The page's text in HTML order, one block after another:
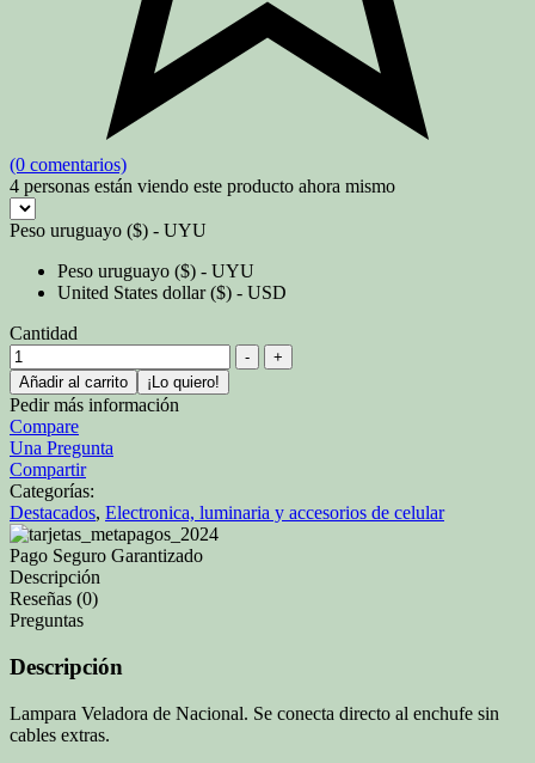
(0 comentarios)
4 personas están viendo este producto ahora mismo
Peso uruguayo ($) - UYU
Peso uruguayo ($) - UYU
United States dollar ($) - USD
Cantidad
-
+
Añadir al carrito
¡Lo quiero!
Pedir más información
Compare
Una Pregunta
Compartir
Categorías:
Destacados, Electronica, luminaria y accesorios de celular
Pago Seguro Garantizado
Descripción
Reseñas (0)
Preguntas
Descripción
Lampara Veladora de Nacional. Se conecta directo al enchufe sin
cables extras.